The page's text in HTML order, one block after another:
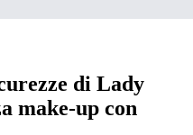
di Lady
make-up con